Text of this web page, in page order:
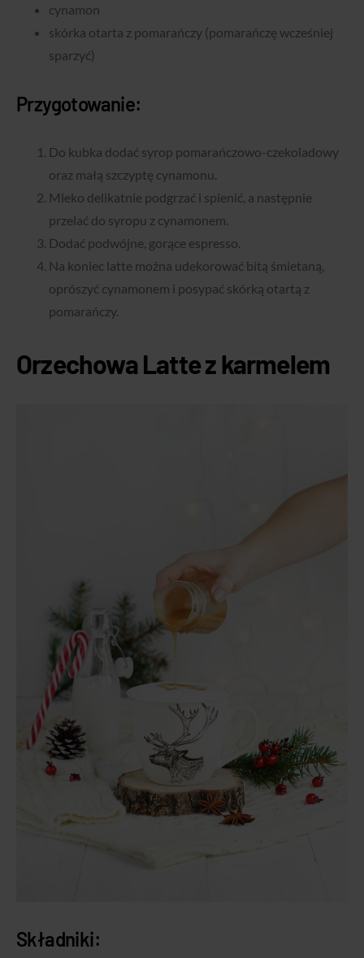
cynamon
skórka otarta z pomarańczy (pomarańczę wcześniej
sparzyć)
Przygotowanie:
Do kubka dodać syrop pomarańczowo-czekoladowy
oraz małą szczyptę cynamonu.
Mleko delikatnie podgrzać i spienić, a następnie
przelać do syropu z cynamonem.
Dodać podwójne, gorące espresso.
Na koniec latte można udekorować bitą śmietaną,
oprószyć cynamonem i posypać skórką otartą z
pomarańczy.
Orzechowa Latte z karmelem
Składniki: